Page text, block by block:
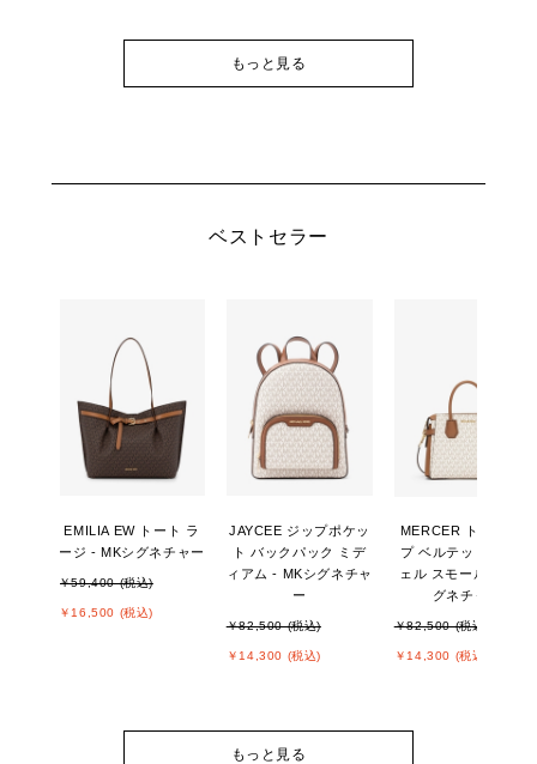
もっと見る
ベストセラー
EMILIA EW トート ラ
ージ - MKシグネチャー
￥59,400 (税込)
￥16,500 (税込)
JAYCEE ジップポケッ
ト バックパック ミデ
ィアム - MKシグネチャ
ー
￥82,500 (税込)
￥14,300 (税込)
MERCER トップジッ
プ ベルテッド サッチ
ェル スモール - MKシ
グネチャー
￥82,500 (税込)
￥14,300 (税込)
もっと見る